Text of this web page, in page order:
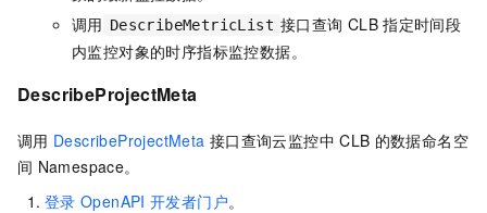
调用 DescribeMetricList 接口查询 CLB 指定时间段
内监控对象的时序指标监控数据。
DescribeProjectMeta
调用 DescribeProjectMeta 接口查询云监控中 CLB 的数据命名空
间 Namespace。
登录 OpenAPI 开发者门户。